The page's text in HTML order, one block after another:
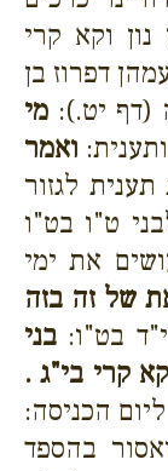
וקא קרי
דפרוז בן
(דף יט.): מי
ואמר
לגזור
ט"ו בט"ו
את ימי
של זה בזה
בט"ו: בני
קרי בי"ג .
הכניסה:
בהספד